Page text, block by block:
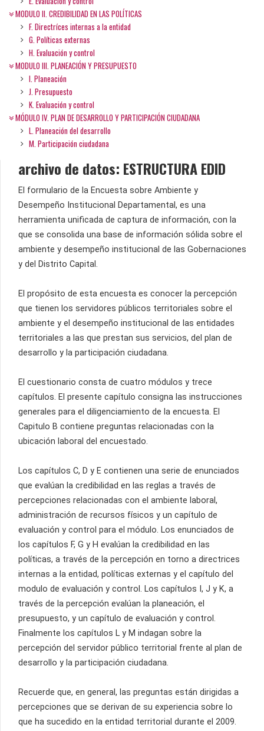
MODULO II. CREDIBILIDAD EN LAS POLÍTICAS
F. Directríces internas a la entidad
G. Políticas externas
H. Evaluación y control
MODULO III. PLANEACIÓN Y PRESUPUESTO
I. Planeación
J. Presupuesto
K. Evaluación y control
MÓDULO IV. PLAN DE DESARROLLO Y PARTICIPACIÓN CIUDADANA
L. Planeación del desarrollo
M. Participación ciudadana
archivo de datos: ESTRUCTURA EDID
El formulario de la Encuesta sobre Ambiente y
Desempeño Institucional Departamental, es una
herramienta unificada de captura de información, con la
que se consolida una base de información sólida sobre el
ambiente y desempeño institucional de las Gobernaciones
y del Distrito Capital.
El propósito de esta encuesta es conocer la percepción
que tienen los servidores públicos territoriales sobre el
ambiente y el desempeño institucional de las entidades
territoriales a las que prestan sus servicios, del plan de
desarrollo y la participación ciudadana.
El cuestionario consta de cuatro módulos y trece
capítulos. El presente capítulo consigna las instrucciones
generales para el diligenciamiento de la encuesta. El
Capitulo B contiene preguntas relacionadas con la
ubicación laboral del encuestado.
Los capítulos C, D y E contienen una serie de enunciados
que evalúan la credibilidad en las reglas a través de
percepciones relacionadas con el ambiente laboral,
administración de recursos físicos y un capítulo de
evaluación y control para el módulo. Los enunciados de
los capítulos F, G y H evalúan la credibilidad en las
políticas, a través de la percepción en torno a directrices
internas a la entidad, políticas externas y el capítulo del
modulo de evaluación y control. Los capítulos I, J y K, a
través de la percepción evalúan la planeación, el
presupuesto, y un capítulo de evaluación y control.
Finalmente los capítulos L y M indagan sobre la
percepción del servidor público territorial frente al plan de
desarrollo y la participación ciudadana.
Recuerde que, en general, las preguntas están dirigidas a
percepciones que se derivan de su experiencia sobre lo
que ha sucedido en la entidad territorial durante el 2009.